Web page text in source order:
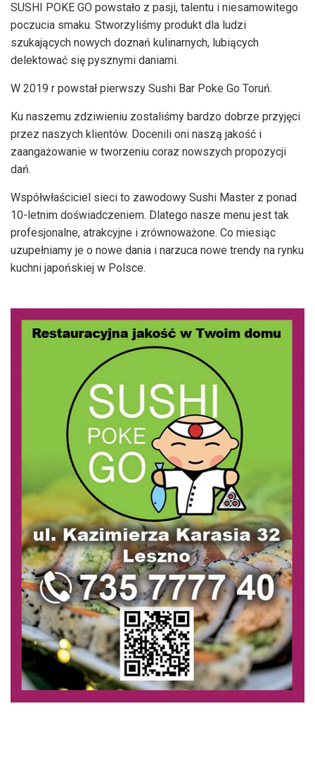
SUSHI POKE GO powstało z pasji, talentu i niesamowitego
poczucia smaku. Stworzyliśmy produkt dla ludzi
szukających nowych doznań kulinarnych, lubiących
delektować się pysznymi daniami.
W 2019 r powstał pierwszy Sushi Bar Poke Go Toruń.
Ku naszemu zdziwieniu zostaliśmy bardzo dobrze przyjęci
przez naszych klientów. Docenili oni naszą jakość i
zaangażowanie w tworzeniu coraz nowszych propozycji
dań.
Współwłaściciel sieci to zawodowy Sushi Master z ponad
10-letnim doświadczeniem. Dlatego nasze menu jest tak
profesjonalne, atrakcyjne i zrównoważone. Co miesiąc
uzupełniamy je o nowe dania i narzuca nowe trendy na rynku
kuchni japońskiej w Polsce.